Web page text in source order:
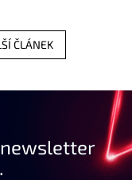
ČLÁNEK
newsletter